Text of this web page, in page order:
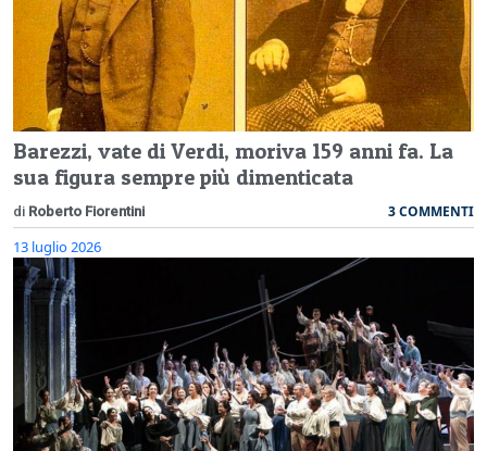
Barezzi, vate di Verdi, moriva 159 anni fa. La
sua figura sempre più dimenticata
di Roberto Fiorentini 3 COMMENTI
13 luglio 2026